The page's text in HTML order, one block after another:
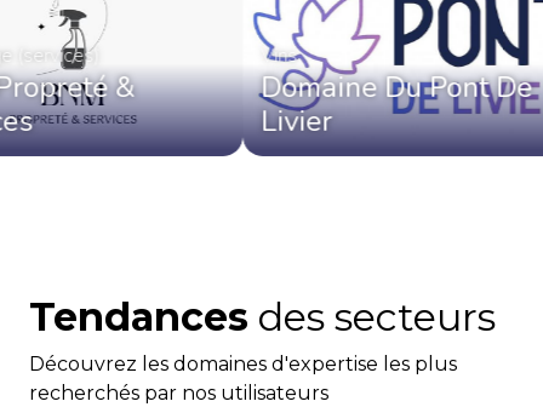
&
Domaine Du Pont De
Livier
Tendances des secteurs
Découvrez les domaines d'expertise les plus
recherchés par nos utilisateurs